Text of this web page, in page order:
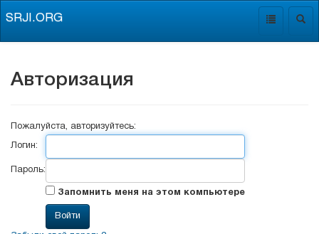
Toggle
SRJI.ORG
Авторизация
Пожалуйста, авторизуйтесь:
Логин:
Пароль:
Запомнить меня на этом компьютере